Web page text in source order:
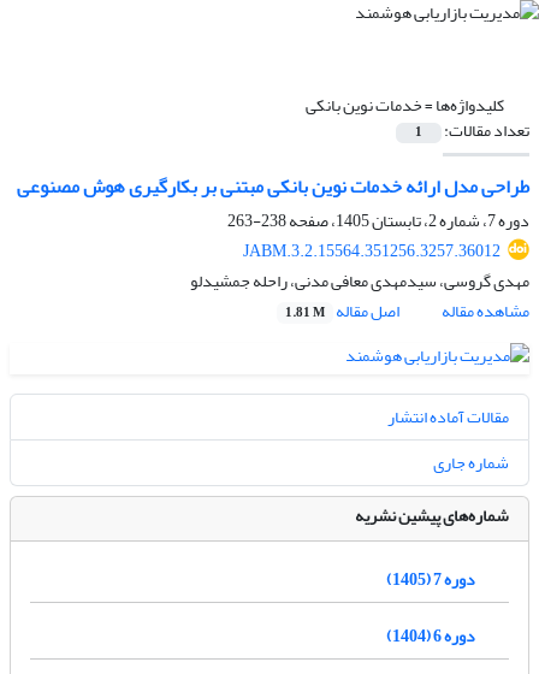
کلیدواژه‌ها =خدمات نوین بانکی
تعداد مقالات: 1
طراحی مدل ارائه خدمات نوین بانکی مبتنی بر بکارگیری هوش مصنوعی
دوره 7، شماره 2، تابستان 1405، صفحه
238-263
JABM.3.2.15564.351256.3257.36012
مهدی گروسی، سیدمهدی معافی مدنی، راحله جمشیدلو
مشاهده مقاله
اصل مقاله 1.81 M
مقالات آماده انتشار
شماره جاری
شماره‌های پیشین نشریه
دوره 7 (1405)
دوره 6 (1404)